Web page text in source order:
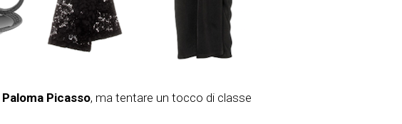
Paloma Picasso, ma tentare un tocco di classe